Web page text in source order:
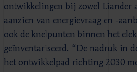
ontwikkelingen bij zowel Liander
aanzien van energievraag en -
ook de knelpunten binnen het
geïnventariseerd. “De nadruk in
het ontwikkelpad richting 2030